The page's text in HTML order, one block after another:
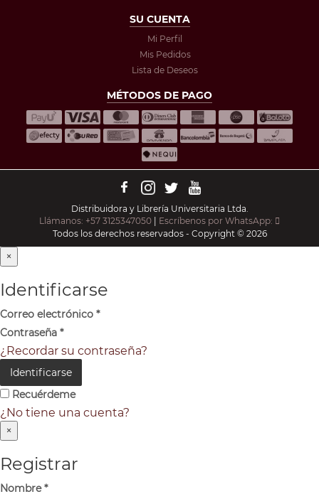
SU CUENTA
Mi Perfil
Mis Pedidos
Lista de Deseos
MÉTODOS DE PAGO
Distribuidora y Librería Universitaria Ltda.
Llámanos: +57 3125347050
Escríbenos por WhatsApp:
Todos los derechos reservados - Copyright © 2026
×
Identificarse
Correo electrónico *
Contraseña *
¿Recordar su contraseña?
Identificarse
Recuérdeme
¿No tiene una cuenta?
×
Registrar
Nombre*